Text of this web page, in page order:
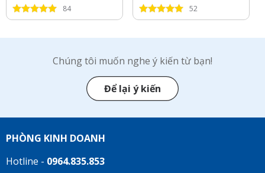
84 52
Chúng tôi muốn nghe ý kiến từ bạn!
Để lại ý kiến
PHÒNG KINH DOANH
Hotline - 0964.835.853